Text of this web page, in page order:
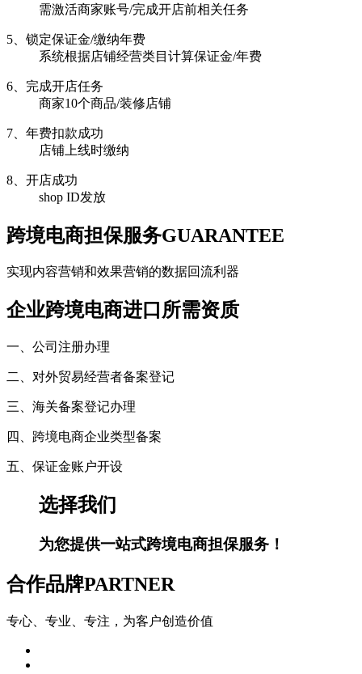
需激活商家账号/完成开店前相关任务
5、锁定保证金/缴纳年费
系统根据店铺经营类目计算保证金/年费
6、完成开店任务
商家10个商品/装修店铺
7、年费扣款成功
店铺上线时缴纳
8、开店成功
shop ID发放
跨境电商担保服务GUARANTEE
实现内容营销和效果营销的数据回流利器
企业跨境电商进口所需资质
一、公司注册办理
二、对外贸易经营者备案登记
三、海关备案登记办理
四、跨境电商企业类型备案
五、保证金账户开设
选择我们
为您提供一站式跨境电商担保服务！
合作品牌PARTNER
专心、专业、专注，为客户创造价值